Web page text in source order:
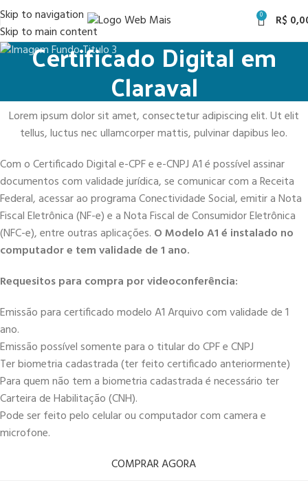
Skip to navigation
Skip to main content
0 R$
Certificado Digital em
Claraval
Lorem ipsum dolor sit amet, consectetur adipiscing elit. Ut elit
tellus, luctus nec ullamcorper mattis, pulvinar dapibus leo.
Com o Certificado Digital e-CPF e e-CNPJ A1 é possível assinar
documentos com validade jurídica, se comunicar com a Receita
Federal, acessar ao programa Conectividade Social, emitir a Nota
Fiscal Eletrônica (NF-e) e a Nota Fiscal de Consumidor Eletrônica
(NFC-e), entre outras aplicações. O Modelo A1 é instalado no
computador e tem validade de 1 ano.
Requesitos para compra por videoconferência:
Emissão para certificado modelo A1 Arquivo com validade de 1
ano.
Emissão possível somente para o titular do CPF e CNPJ
Ter biometria cadastrada (ter feito certificado anteriormente)
Para quem não tem a biometria cadastrada é necessário ter
Carteira de Habilitação (CNH).
Pode ser feito pelo celular ou computador com camera e
microfone.
COMPRAR AGORA